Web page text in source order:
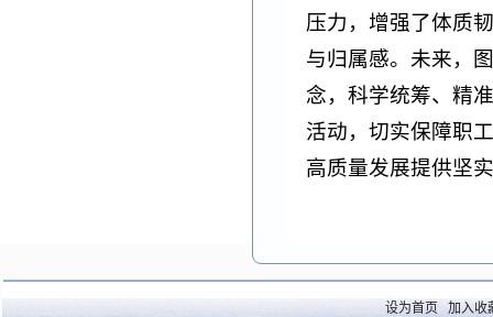
压力，增强了体质
与归属感。未来，
念，科学统筹、精
活动，切实保障职
高质量发展提供坚
设为首页 加入收